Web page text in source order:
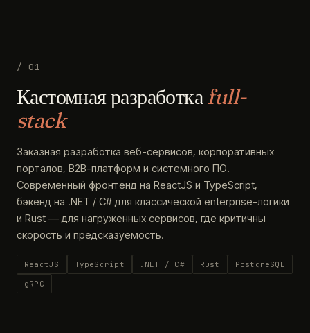
/ 01
Кастомная разработкаfull-
stack
Заказная разработка веб-сервисов, корпоративных
порталов, B2B-платформ и системного ПО.
Современный фронтенд на ReactJS и TypeScript,
бэкенд на .NET / C# для классической enterprise-логики
и Rust — для нагруженных сервисов, где критичны
скорость и предсказуемость.
ReactJS TypeScript .NET / C# Rust
PostgreSQL
gRPC